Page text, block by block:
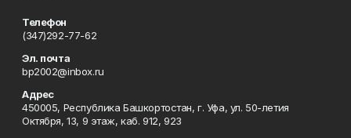
Телефон
(347)292-77-62
Эл. почта
bp2002@inbox.ru
Адрес
450005, Республика Башкортостан, г. Уфа, ул. 50-летия
Октября, 13, 9 этаж, каб. 912, 923